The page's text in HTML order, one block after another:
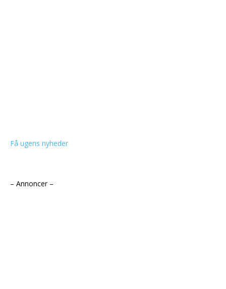
Få ugens nyheder
– Annoncer –